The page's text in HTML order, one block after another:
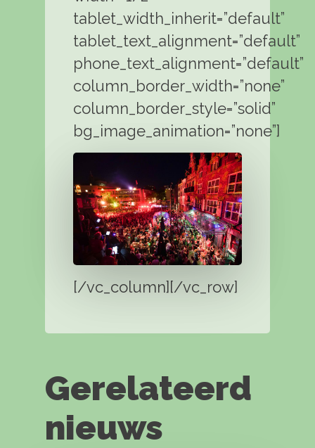
tablet_width_inherit=”default”
tablet_text_alignment=”default”
phone_text_alignment=”default”
column_border_width=”none”
column_border_style=”solid”
bg_image_animation=”none”]
[/vc_column][/vc_row]
Gerelateerd
nieuws